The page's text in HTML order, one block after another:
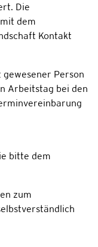
Die
dem
Kontakt
Person
Arbeitstag bei den
bitte dem
zum